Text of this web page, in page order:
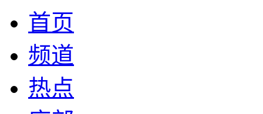
首页
频道
热点